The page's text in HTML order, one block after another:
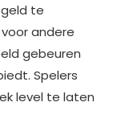
te
andere
gebeuren
Spelers
level te laten